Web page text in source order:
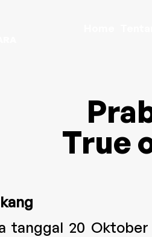
True
20 Oktober